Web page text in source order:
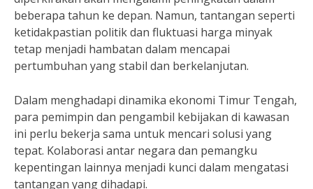
beberapa tahun ke depan. Namun, tantangan seperti
ketidakpastian politik dan fluktuasi harga minyak
tetap menjadi hambatan dalam mencapai
pertumbuhan yang stabil dan berkelanjutan.
Dalam menghadapi dinamika ekonomi Timur Tengah,
para pemimpin dan pengambil kebijakan di kawasan
ini perlu bekerja sama untuk mencari solusi yang
tepat. Kolaborasi antar negara dan pemangku
kepentingan lainnya menjadi kunci dalam mengatasi
tantangan yang dihadapi.